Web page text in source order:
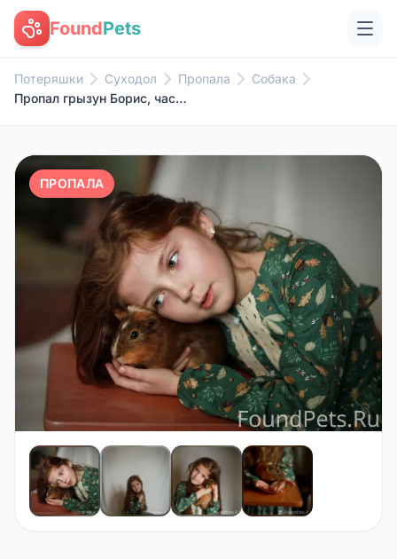
FoundPets
Потеряшки Суходол Пропала
Собака
Пропал грызун Борис, частный двор
ПРОПАЛА